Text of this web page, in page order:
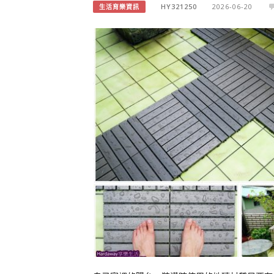
生活育樂資訊 HY321250 2026-06-20